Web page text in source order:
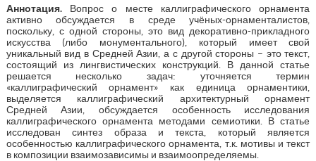
Аннотация.Вопрос о месте каллиграфического орнамента
активно обсуждается в среде учёных-орнаменталистов,
поскольку, с одной стороны, это вид декоративно-прикладного
искусства (либо монументального), который имеет свой
уникальный вид в Средней Азии, а с другой стороны – это текст,
состоящий из лингвистических конструкций. В данной статье
решается несколько задач: уточняется термин
«каллиграфический орнамент» как единица орнаментики,
выделяется каллиграфический архитектурный орнамент
Средней Азии, обсуждается особенность исследования
каллиграфического орнамента методами семиотики. В статье
исследован синтез образа и текста, который является
особенностью каллиграфического орнамента, т.к. мотивы и текст
в композиции взаимозависимы и взаимоопределяемы.